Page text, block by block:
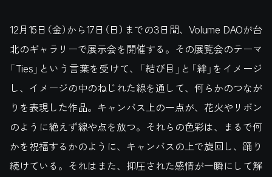
12月15日（金）から17日（日）までの3日間、Volume DAOが台
北のギャラリーで展示会を開催する。その展覧会のテーマ
「Ties」という言葉を受けて、「結び目」と「絆」をイメージ
し、イメージの中のねじれた線を通して、何らかのつなが
りを表現した作品。キャンバス上の一点が、花火やリボン
のように絶えず線や点を放つ。それらの色彩は、まるで何
かを祝福するかのように、キャンバスの上で旋回し、踊り
続けている。それはまた、抑圧された感情が一瞬にして解